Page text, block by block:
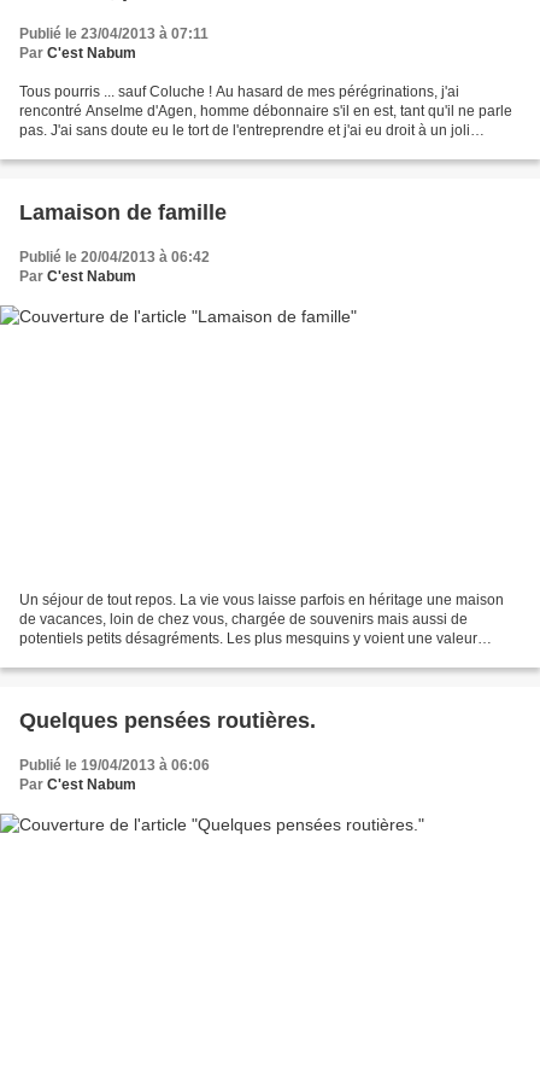
Publié le 23/04/2013 à 07:11
Par C'est Nabum
Tous pourris ... sauf Coluche ! Au hasard de mes pérégrinations, j'ai
rencontré Anselme d'Agen, homme débonnaire s'il en est, tant qu'il ne parle
pas. J'ai sans doute eu le tort de l'entreprendre et j'ai eu droit à un joli
Lamaison de famille
Publié le 20/04/2013 à 06:42
Par C'est Nabum
Un séjour de tout repos. La vie vous laisse parfois en héritage une maison
de vacances, loin de chez vous, chargée de souvenirs mais aussi de
potentiels petits désagréments. Les plus mesquins y voient une valeur
Quelques pensées routières.
Publié le 19/04/2013 à 06:06
Par C'est Nabum